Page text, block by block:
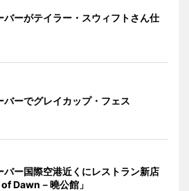
バーがテイラー・スウィフトさん仕
バーでグレイカップ・フェス
バー国際空港近くにレストラン新店
of Dawn－曉公館」